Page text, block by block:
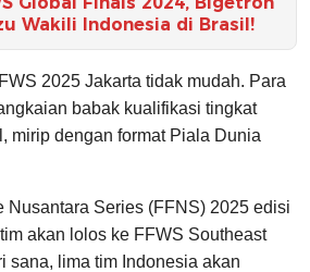
Wakili Indonesia di Brasil!
2025 Jakarta tidak mudah. Para
babak kualifikasi tingkat
mirip dengan format Piala Dunia
Nusantara Series (FFNS) 2025 edisi
akan lolos ke FFWS Southeast
sana, lima tim Indonesia akan